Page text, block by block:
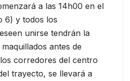
a las 14h00 en el
6) y todos los
unirse tendrán la
antes de
corredores del centro
trayecto, se llevará a